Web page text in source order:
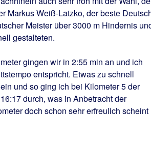
Markus Weiß-Latzko, der beste
Meister über 3000 m Hindernis
gestalteten.
gingen wir in 2:55 min an und ich
entspricht. Etwas zu schnell
und so ging ich bei Kilometer 5 der
durch, was in Anbetracht der
doch schon sehr erfreulich scheint